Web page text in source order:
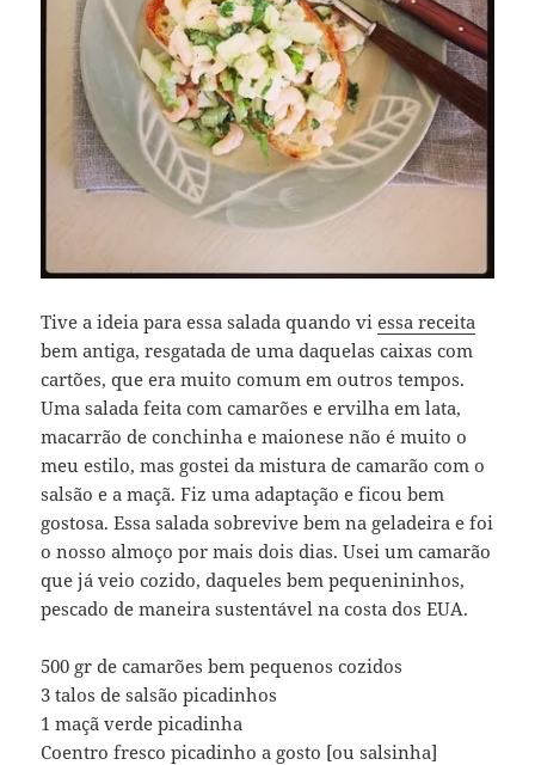
Tive a ideia para essa salada quando viessa receita
bem antiga, resgatada de uma daquelas caixas com
cartões, que era muito comum em outros tempos.
Uma salada feita com camarões e ervilha em lata,
macarrão de conchinha e maionese não é muito o
meu estilo, mas gostei da mistura de camarão com o
salsão e a maçã. Fiz uma adaptação e ficou bem
gostosa. Essa salada sobrevive bem na geladeira e foi
o nosso almoço por mais dois dias. Usei um camarão
que já veio cozido, daqueles bem pequenininhos,
pescado de maneira sustentável na costa dos EUA.
500 gr de camarões bem pequenos cozidos
3 talos de salsão picadinhos
1 maçã verde picadinha
Coentro fresco picadinho a gosto [ou salsinha]